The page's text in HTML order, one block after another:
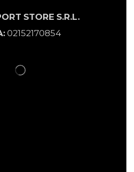
STORE S.R.L.
02152170854